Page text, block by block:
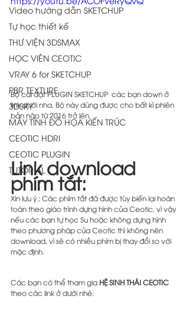
Video hướng dẫn SKETCHUP
Tự học thiết kế
THƯ VIỆN 3DSMAX
HỌC VIÊN CEOTIC
VRAY 6 for SKETCHUP
PBR TEXTURE
3DSKY
MÁY TÍNH ĐỒ HỌA KIẾN TRÚC
CEOTIC HDRI
CEOTIC PLUGIN
TUTORIAL
Bộ cài đặt PLUGIN SKETCHUP  các bạn down ở
link dưới nha. Bộ này dùng được cho bất kì phiên
bản nào từ 2016 trở lên.
Link download
phím tắt:
Xin lưu ý ; Các phím tắt đã được tùy biến lại hoàn
toàn theo giáo trình dựng hình của Ceotic, vì vậy
nếu các bạn tự học Su hoặc không dựng hình
theo phương pháp của Ceotic thì không nên
download, vì sẽ có nhiều phím bị thay đổi so với
mặc định.
Các bạn có thể tham gia HỆ SINH THÁI CEOTIC
theo các link ở dưới nhé: